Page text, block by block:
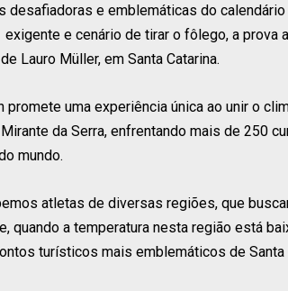
desafiadoras e emblemáticas do
e cenário de tirar o fôlego, a prova
Lauro Müller, em Santa Catarina.
promete uma experiência única ao unir o
da Serra, enfrentando mais de 250
mundo.
atletas de diversas regiões, que
quando a temperatura nesta região está
turísticos mais emblemáticos de Santa